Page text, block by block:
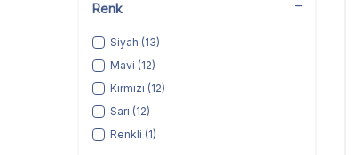
Ricoh Toner Chip
Triumph Adler Toner Chip
Sagem Toner Chip
Olivetti Toner Chip
Renk
Siyah (13)
Mavi (12)
Kırmızı (12)
Sarı (12)
Renkli (1)